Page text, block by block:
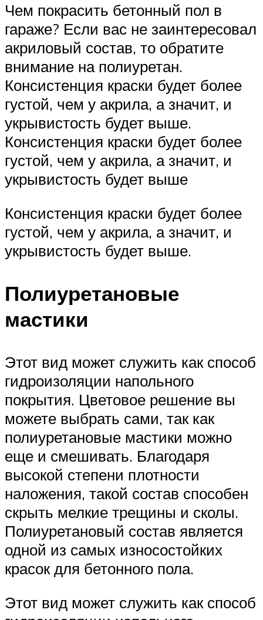
Чем покрасить бетонный пол в
гараже? Если вас не заинтересовал
акриловый состав, то обратите
внимание на полиуретан.
Консистенция краски будет более
густой, чем у акрила, а значит, и
укрывистость будет выше.
Консистенция краски будет более
густой, чем у акрила, а значит, и
укрывистость будет выше
Консистенция краски будет более
густой, чем у акрила, а значит, и
укрывистость будет выше.
Полиуретановые
мастики
Этот вид может служить как способ
гидроизоляции напольного
покрытия. Цветовое решение вы
можете выбрать сами, так как
полиуретановые мастики можно
еще и смешивать. Благодаря
высокой степени плотности
наложения, такой состав способен
скрыть мелкие трещины и сколы.
Полиуретановый состав является
одной из самых износостойких
красок для бетонного пола.
Этот вид может служить как способ